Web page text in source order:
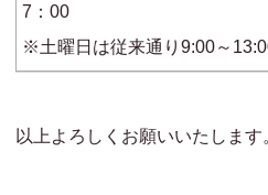
7：00
※土曜日は従来通り9:00～
以上よろしくお願いいたします